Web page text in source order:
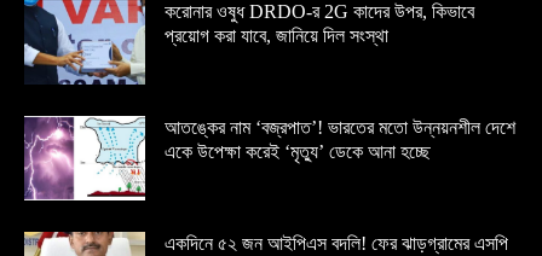
করোনার ওষুধ DRDO-র 2G কাদের উপর, কিভাবে
প্রয়োগ করা যাবে, জানিয়ে দিল সংস্থা
আতঙ্কের নাম ‘বজ্রপাত’! ভারতের মতো উন্নয়নশীল দেশে
একে উপেক্ষা করেই ‘মৃত্যু’ ডেকে আনা হচ্ছে
একদিনে ৫২ জন আইপিএস বদলি! ফের ঝাড়গ্রামের এসপি